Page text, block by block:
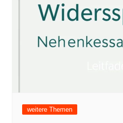
weitere Themen